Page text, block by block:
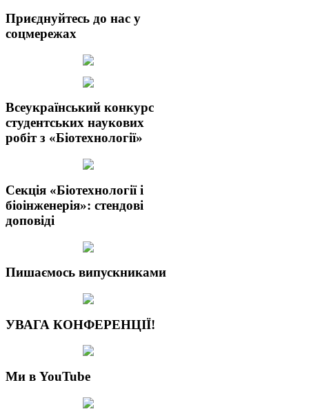
Приєднуйтесь до нас у
соцмережах
Всеукраїнський конкурс
студентських наукових
робіт з «Біотехнології»
Секція «Біотехнології і
біоінженерія»: стендові
доповіді
Пишаємось випускниками
УВАГА КОНФЕРЕНЦІЇ!
Ми в YouTube